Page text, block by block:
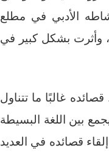
الأدبي في مطلع
وأثرت بشكل كبير في
قصائده غالبًا ما تتناول
بين اللغة البسيطة
قصائده في العديد